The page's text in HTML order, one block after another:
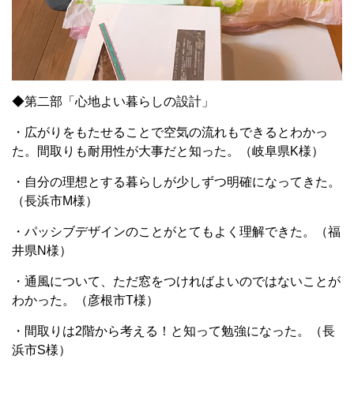
◆第二部「心地よい暮らしの設計」
・広がりをもたせることで空気の流れもできるとわかっ
た。間取りも耐用性が大事だと知った。（岐阜県K様）
・自分の理想とする暮らしが少しずつ明確になってきた。
（長浜市M様）
・パッシブデザインのことがとてもよく理解できた。（福
井県N様）
・通風について、ただ窓をつければよいのではないことが
わかった。（彦根市T様）
・間取りは2階から考える！と知って勉強になった。（長
浜市S様）